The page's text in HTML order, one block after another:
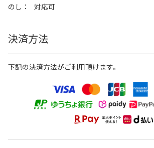
のし
対応可
決済方法
下記の決済方法がご利用頂けます。